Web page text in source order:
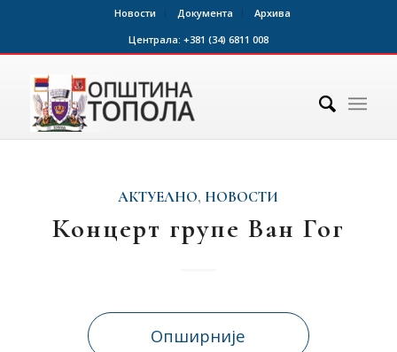
Новости Документа
Архива
Централа: +381 (34) 6811 008
АКТУЕЛНО, НОВОСТИ
Концерт групе Ван Гог
Опширније